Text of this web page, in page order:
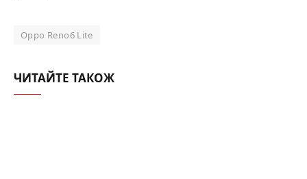
Oppo Reno6 Lite
ЧИТАЙТЕ ТАКОЖ